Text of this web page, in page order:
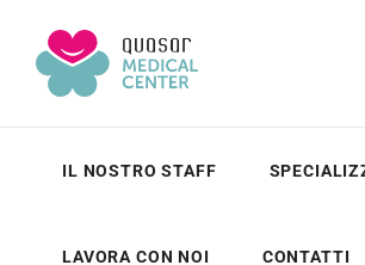
IL NOSTRO STAFF
LAVORA CON NOI CONTATTI